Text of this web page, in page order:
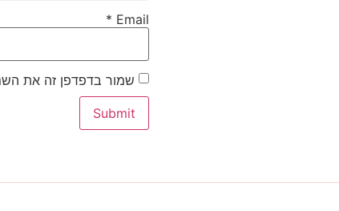
Email
*
שמור בדפדפן זה את